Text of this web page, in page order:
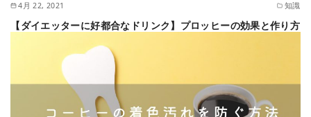
4月 22, 2021 知識
【ダイエッターに好都合なドリンク】プロッヒーの効果と作り方